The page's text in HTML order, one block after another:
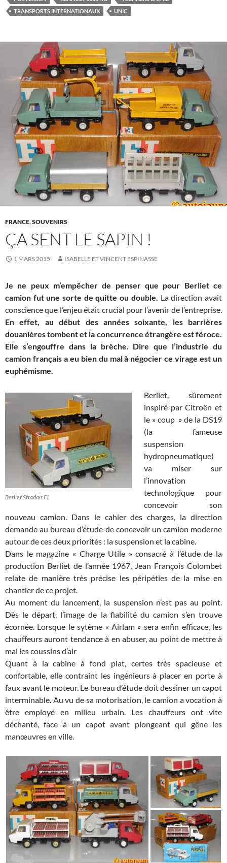
TRANSPORTS INTERNATIONAUX
UNIC
FRANCE,SOUVENIRS
ÇA SENT LE SAPIN !
1 MARS 2015 ISABELLE ET VINCENT ESPINASSE
Je ne peux m’empêcher de penser que pour Berliet ce
camion fut une sorte de quitte ou double. La direction avait
conscience que l’enjeu était crucial pour l’avenir de l’entreprise.
En effet, au début des années soixante, les barrières
douanières tombent et la concurrence étrangère est féroce.
Elle s’engouffre dans la brèche. Dire que l’industrie du
camion français a eu bien du mal à négocier ce virage est un
euphémisme.
Berliet Stradair FJ
Berliet, sûrement
inspiré par Citroën et
le » coup » de la DS19
(la fameuse
suspension
hydropneumatique)
va miser sur
l’innovation
technologique pour
concevoir son
nouveau camion. Dans le cahier des charges, la direction
demande au bureau d’étude de concevoir un camion moderne
autour de ces deux priorités : la suspension et la cabine.
Dans le magazine « Charge Utile » consacré à l’étude de la
production Berliet de l’année 1967, Jean François Colombet
relate de manière très précise les péripéties de la mise en
chantier de ce projet.
Au moment du lancement, la suspension n’est pas au point.
Dès le départ, l’image de la fiabilité du camion s’en trouve
écornée. Lorsque le sytème « Airlam » sera enfin efficace, les
chauffeurs auront tendance à en abuser, au point de mettre à
mal les coussins d’air
Quant à la cabine à fond plat, certes très spacieuse et
confortable, elle contraint les ingénieurs à placer en porte à
faux avant le moteur. Le bureau d’étude doit dessiner un capot
interminable. Au vu de sa motorisation, le camion a vocation à
être employé en milieu urbain. Les chauffeurs ont vite
déchanté, face à un capot avant plongeant qui gêne les
manœuvres en ville.